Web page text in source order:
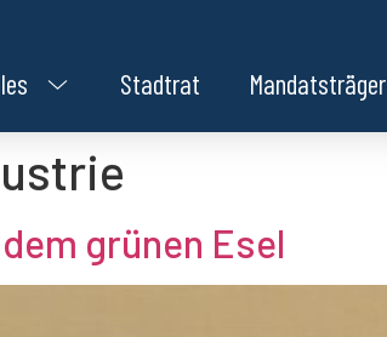
Stadtrat Mandatsträger
grünen Esel